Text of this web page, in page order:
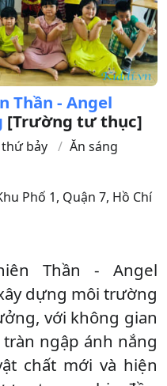
Thần - Angel
[Trường tư thục]
bảy
Ăn sáng
Phố 1, Quận 7, Hồ Chí
Thần - Angel
dựng môi trường
với không gian
ngập ánh nắng
chất mới và hiện